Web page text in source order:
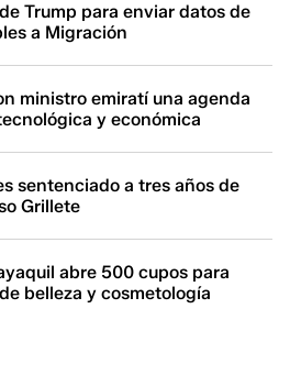
Trump para enviar datos de
a Migración
ministro emiratí una agenda
y económica
sentenciado a tres años de
Grillete
abre 500 cupos para
belleza y cosmetología